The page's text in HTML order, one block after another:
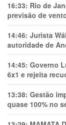
16:33: Rio de
previsão de
14:46: Jurista
autoridade de
14:45: Governo
6x1 e rejeita
13:38: Gestão
quase 100% no